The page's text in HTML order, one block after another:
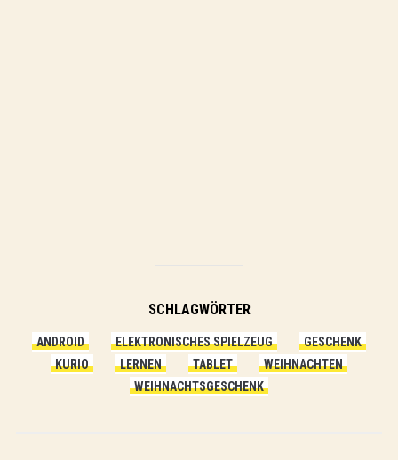
SCHLAGWÖRTER
ANDROID ELEKTRONISCHES SPIELZEUG
GESCHENK
KURIO
LERNEN TABLET
WEIHNACHTEN
WEIHNACHTSGESCHENK